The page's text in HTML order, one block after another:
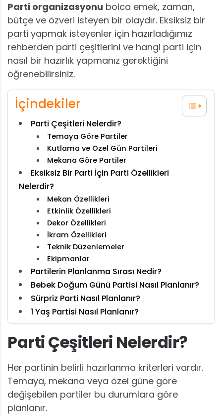
Parti organizasyonu bolca emek, zaman,
bütçe ve özveri isteyen bir olaydır. Eksiksiz bir
parti yapmak isteyenler için hazırladığımız
rehberden parti çeşitlerini ve hangi parti için
nasıl bir hazırlık yapmanız gerektiğini
öğrenebilirsiniz.
İçindekiler
Parti Çeşitleri Nelerdir?
Temaya Göre Partiler
Kutlama ve Özel Gün Partileri
Mekana Göre Partiler
Eksiksiz Bir Parti İçin Parti Özellikleri
Nelerdir?
Mekan Özellikleri
Etkinlik Özellikleri
Dekor Özellikleri
İkram Özellikleri
Teknik Düzenlemeler
Ekipmanlar
Partilerin Planlanma Sırası Nedir?
Bebek Doğum Günü Partisi Nasıl Planlanır?
Sürpriz Parti Nasıl Planlanır?
1 Yaş Partisi Nasıl Planlanır?
Parti Çeşitleri Nelerdir?
Her partinin belirli hazırlanma kriterleri vardır.
Temaya, mekana veya özel güne göre
değişebilen partiler bu durumlara göre
planlanır.